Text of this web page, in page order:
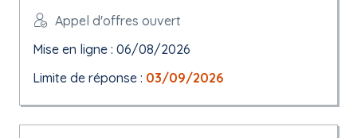
Appel d'offres ouvert
Mise en ligne : 06/08/2026
Limite de réponse : 03/09/2026